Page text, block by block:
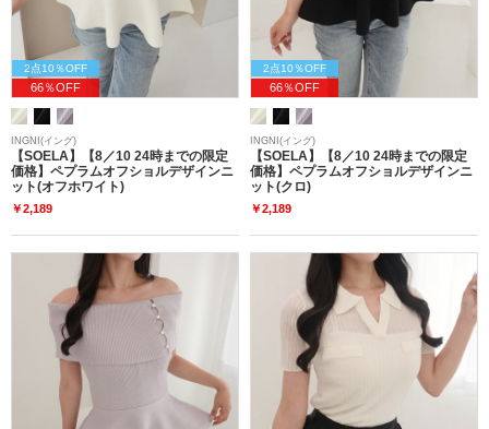
2点10％OFF
66％OFF
INGNI(イング)
【SOELA】【8／10 24時までの限定
価格】ペプラムオフショルデザインニ
ット(オフホワイト)
￥2,189
2点10％OFF
66％OFF
INGNI(イング)
【SOELA】【8／10 24時までの限定
価格】ペプラムオフショルデザインニ
ット(クロ)
￥2,189